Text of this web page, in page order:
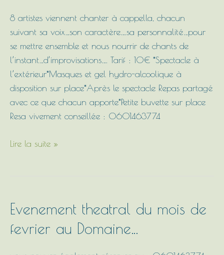
8 artistes viennent chanter à cappella, chacun
suivant sa voix…son caractère….sa personnalité…pour
se mettre ensemble et nous nourrir de chants de
l’instant…d’improvisations…. Tarif : 10€ *Spectacle à
l’extérieur*Masques et gel hydro-alcoolique à
disposition sur place*Après le spectacle Repas partagé
avec ce que chacun apporte*Petite buvette sur place
Resa vivement conseillée : 0601463774
Lire la suite »
Evenement theatral du mois de
fevrier au Domaine…
Evenement
du